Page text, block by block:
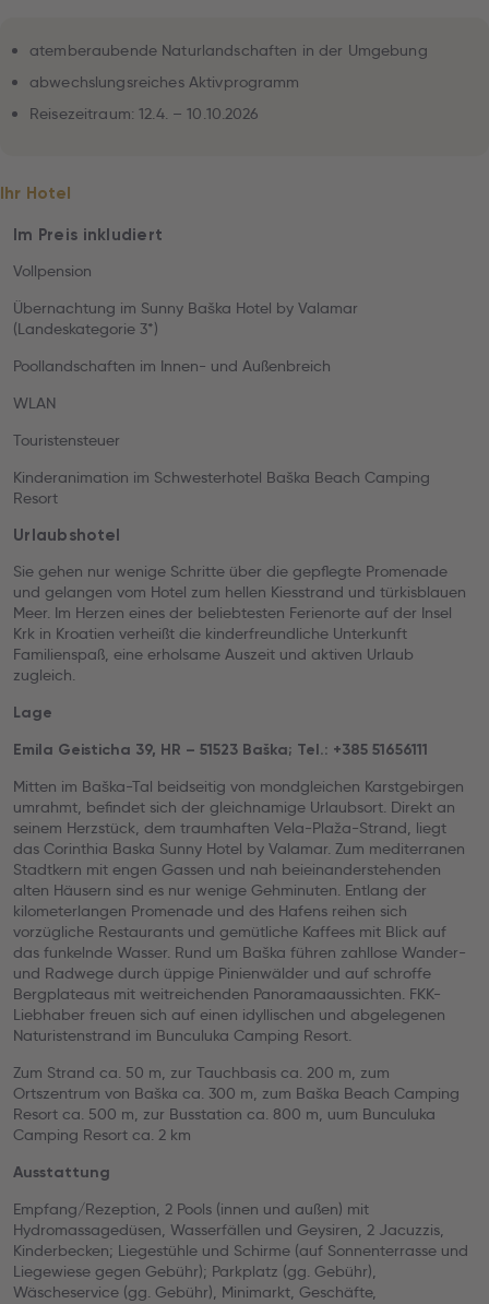
atemberaubende Naturlandschaften in der Umgebung
abwechslungsreiches Aktivprogramm
Reisezeitraum: 12.4. – 10.10.2026
Ihr Hotel
Im Preis inkludiert
Vollpension
Übernachtung im Sunny Baška Hotel by Valamar
(Landeskategorie 3*)
Poollandschaften im Innen- und Außenbreich
WLAN
Touristensteuer
Kinderanimation im Schwesterhotel Baška Beach Camping
Resort
Urlaubshotel
Sie gehen nur wenige Schritte über die gepflegte Promenade
und gelangen vom Hotel zum hellen Kiesstrand und türkisblauen
Meer. Im Herzen eines der beliebtesten Ferienorte auf der Insel
Krk in Kroatien verheißt die kinderfreundliche Unterkunft
Familienspaß, eine erholsame Auszeit und aktiven Urlaub
zugleich.
Lage
Emila Geisticha 39, HR – 51523 Baška; Tel.: +385 51656111
Mitten im Baška-Tal beidseitig von mondgleichen Karstgebirgen
umrahmt, befindet sich der gleichnamige Urlaubsort. Direkt an
seinem Herzstück, dem traumhaften Vela-Plaža-Strand, liegt
das Corinthia Baska Sunny Hotel by Valamar. Zum mediterranen
Stadtkern mit engen Gassen und nah beieinanderstehenden
alten Häusern sind es nur wenige Gehminuten. Entlang der
kilometerlangen Promenade und des Hafens reihen sich
vorzügliche Restaurants und gemütliche Kaffees mit Blick auf
das funkelnde Wasser. Rund um Baška führen zahllose Wander-
und Radwege durch üppige Pinienwälder und auf schroffe
Bergplateaus mit weitreichenden Panoramaaussichten. FKK-
Liebhaber freuen sich auf einen idyllischen und abgelegenen
Naturistenstrand im Bunculuka Camping Resort.
Zum Strand ca. 50 m, zur Tauchbasis ca. 200 m, zum
Ortszentrum von Baška ca. 300 m, zum Baška Beach Camping
Resort ca. 500 m, zur Busstation ca. 800 m, uum Bunculuka
Camping Resort ca. 2 km
Ausstattung
Empfang/Rezeption, 2 Pools (innen und außen) mit
Hydromassagedüsen, Wasserfällen und Geysiren, 2 Jacuzzis,
Kinderbecken; Liegestühle und Schirme (auf Sonnenterrasse und
Liegewiese gegen Gebühr); Parkplatz (gg. Gebühr),
Wäscheservice (gg. Gebühr), Minimarkt, Geschäfte,